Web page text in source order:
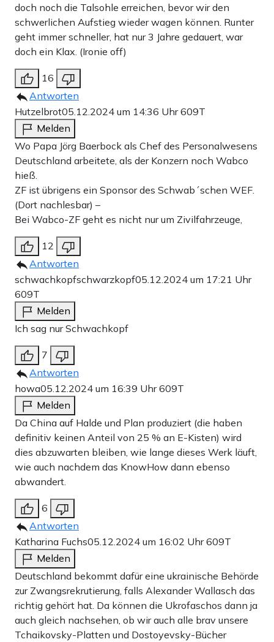
doch noch die Talsohle erreichen, bevor wir den
schwerlichen Aufstieg wieder wagen können. Runter
geht immer schneller, hat nur 3 Jahre gedauert, war
doch ein Klax. (Ironie off)
16
Antworten
Hutzelbrot05.12.2024 um 14:36 Uhr609T
Melden
Wo Papa Jörg Baerbock als Chef des Personalwesens
Deutschland arbeitete, als der Konzern noch Wabco
hieß.
ZF ist übrigens ein Sponsor des Schwab´schen WEF.
(Dort nachlesbar) –
Bei Wabco-ZF geht es nicht nur um Zivilfahrzeuge,
12
Antworten
schwachkopfschwarzkopf05.12.2024 um 17:21 Uhr
609T
Melden
Ich sag nur Schwachkopf
7
Antworten
howa05.12.2024 um 16:39 Uhr609T
Melden
Da China auf Halde und Plan produziert (die haben
definitiv keinen Anteil von 25 % an E-Kisten) wird
dies abzuwarten bleiben, wie lange dieses Werk läuft,
wie auch nachdem das KnowHow dann ebenso
abwandert.
6
Antworten
Katharina Fuchs05.12.2024 um 16:02 Uhr609T
Melden
Deutschland bekommt dafür eine ukrainische Behörde
zur Zwangsrekrutierung, falls Alexander Wallasch das
richtig gehört hat. Da können die Ukrofaschos dann ja
auch gleich nachsehen, ob wir auch alle brav unsere
Tchaikovsky-Platten und Dostoyevsky-Bücher